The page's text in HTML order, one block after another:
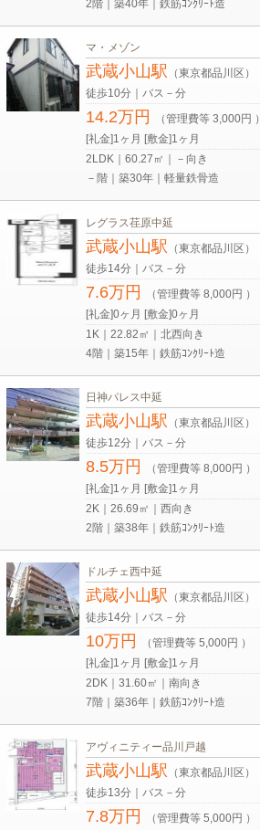
2階｜築40年｜鉄筋ｺﾝｸﾘｰﾄ造
マ・メゾン
武蔵小山駅 （東京都品川区）
徒歩10分｜バス－分
14.2万円
（管理費等 3,000円 ）
[礼金]1ヶ月 [敷金]1ヶ月
2LDK｜60.27㎡｜－向き
－階｜築30年｜軽量鉄骨造
レグラス荏原中延
武蔵小山駅
（東京都品川区）
徒歩14分｜バス－分
7.6万円
（管理費等 8,000円 ）
[礼金]0ヶ月 [敷金]0ヶ月
1K｜22.82㎡｜北西向き
4階｜築15年｜鉄筋ｺﾝｸﾘｰﾄ造
日神パレス中延
武蔵小山駅
（東京都品川区）
徒歩12分｜バス－分
8.5万円
（管理費等 8,000円 ）
[礼金]1ヶ月 [敷金]1ヶ月
2K｜26.69㎡｜西向き
2階｜築38年｜鉄筋ｺﾝｸﾘｰﾄ造
ドルチェ西中延
武蔵小山駅 （東京都品川区）
徒歩14分｜バス－分
10万円
（管理費等 5,000円 ）
[礼金]1ヶ月 [敷金]1ヶ月
2DK｜31.60㎡｜南向き
7階｜築36年｜鉄筋ｺﾝｸﾘｰﾄ造
アヴィニティー品川戸越
武蔵小山駅
（東京都品川区）
徒歩13分｜バス－分
7.8万円
（管理費等 5,000円 ）